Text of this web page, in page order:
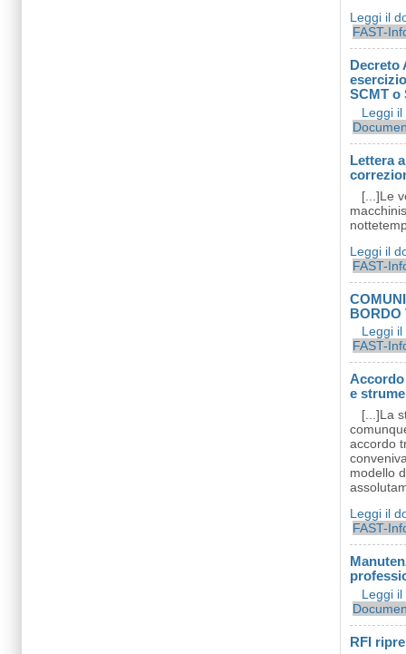
Leggi il
FAST-
Decreto
SCMT o
Leggi
Lettera
[...]Le
Leggi il
FAST-
BORDO
Leggi
FAST-
Accordo
e
[...]La
accordo
modello
Leggi il
FAST-
Leggi
RFI